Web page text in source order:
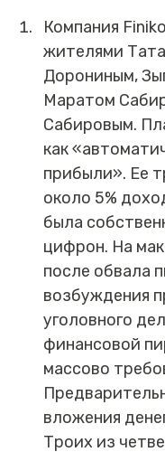
Компания
жителями
Дорониным,
Маратом
Сабировым.
как
прибыли». Ее
около 5%
была
цифрон. На
после обвала
возбуждения
уголовного
финансовой
массово
вложения
Троих из